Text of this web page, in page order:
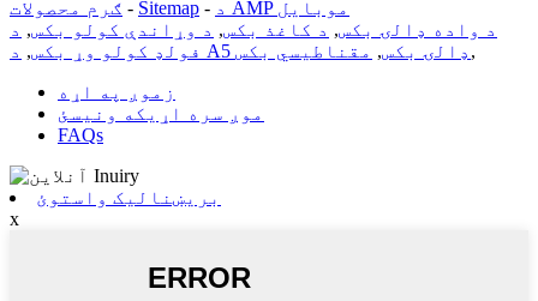
ګرم محصولات - Sitemap -
د AMP موبایل
د واده ډالۍ بکس, د کاغذ بکس, د وړاندې کولو بکس, د
فولډ کولو وړ بکس, د A5 ډالۍ بکس, مقناطیسي بکس
,
زموږ په اړه
موږ سره اړیکه ونیسئ
FAQs
بریښنالیک واستوئ
x